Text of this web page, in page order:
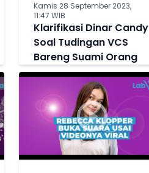
Kamis 28 September 2023,
11:47 WIB
Klarifikasi Dinar Candy
Soal Tudingan VCS
Bareng Suami Orang